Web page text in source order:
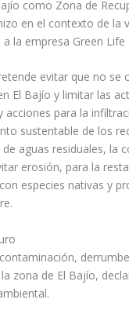
como Zona de
en el contexto de la
a la empresa Green Life
evitar que no se
El Bajío y limitar las
acciones para la
sustentable de los
aguas residuales, la
erosión, para la
especies nativas y
zona de El Bajío,